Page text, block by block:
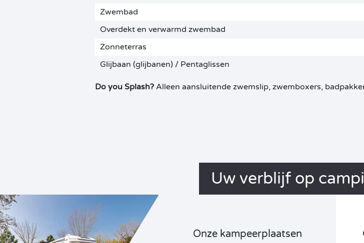
Zwembad
Overdekt en verwarmd zwembad
Zonneterras
Glijbaan (glijbanen) / Pentaglissen
Do you Splash?Alleen aansluitende zwemslip, zwemboxers,
Uw verblijf op
Onze kampeerplaatsen